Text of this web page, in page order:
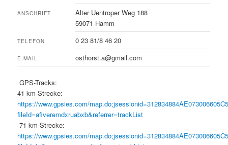
ANSCHRIFT
Alter Uentroper Weg 188
59071 Hamm
TELEFON 0 23 81/8 46 20
E-MAIL osthorst.a@gmail.com
GPS-Tracks:
41 km-Strecke:
https://www.gpsies.com/
fileId=afiveremdxruabxb&referrer=trackList
71 km-Strecke:
https://www.gpsies.com/